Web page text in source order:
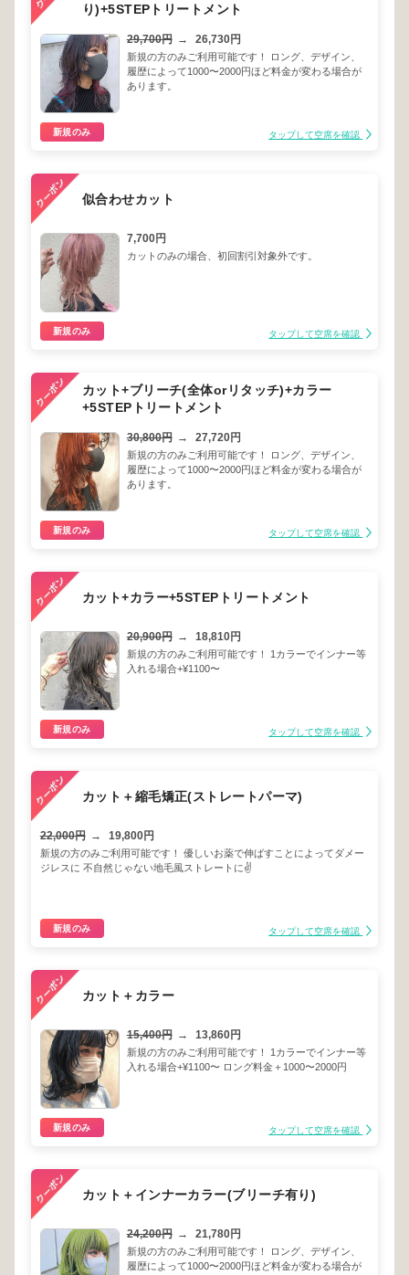
り)+5STEPトリートメント
29,700円 → 26,730円
新規の方のみご利用可能です！ ロング、デザイン、
履歴によって1000〜2000円ほど料金が変わる場合が
あります。
新規のみ タップして空席を確認
似合わせカット
7,700円
カットのみの場合、初回割引対象外です。
新規のみ タップして空席を確認
カット+ブリーチ(全体orリタッチ)+カラー
+5STEPトリートメント
30,800円 → 27,720円
新規の方のみご利用可能です！ ロング、デザイン、
履歴によって1000〜2000円ほど料金が変わる場合が
あります。
新規のみ タップして空席を確認
カット+カラー+5STEPトリートメント
20,900円 → 18,810円
新規の方のみご利用可能です！ 1カラーでインナー等
入れる場合+¥1100〜
新規のみ タップして空席を確認
カット＋縮毛矯正(ストレートパーマ)
22,000円 → 19,800円
新規の方のみご利用可能です！ 優しいお薬で伸ばすことによってダメー
ジレスに 不自然じゃない地毛風ストレートに✌️
新規のみ タップして空席を確認
カット＋カラー
15,400円 → 13,860円
新規の方のみご利用可能です！ 1カラーでインナー等
入れる場合+¥1100〜 ロング料金＋1000〜2000円
新規のみ タップして空席を確認
カット＋インナーカラー(ブリーチ有り)
24,200円 → 21,780円
新規の方のみご利用可能です！ ロング、デザイン、
履歴によって1000〜2000円ほど料金が変わる場合が